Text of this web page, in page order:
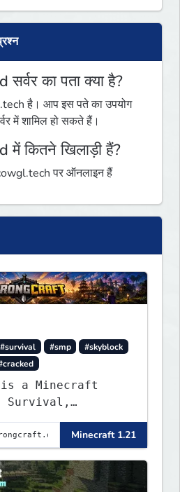
का पता क्या है?
है। आप इस पते का उपयोग
में शामिल हो सकते हैं।
कितने खिलाड़ी हैं?
पर ऑनलाइन हैं
#survival #smp
#skyblock
a Minecraft
Survival,
LifeSteal, Events,
a server and
Minecraft 1.21